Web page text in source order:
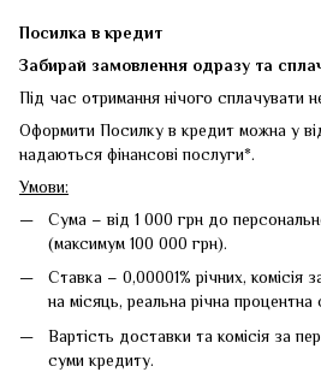
Посилка в кредит
Забирай замовлення одразу та
Під час отримання нічого сплачувати
Оформити Посилку в кредит можна у
надаються фінансові послуги*.
Умови:
Сума – від 1 000 грн до
(максимум 100 000 грн).
Ставка – 0,00001% річних, комісія
на місяць, реальна річна
Вартість доставки та комісія за
суми кредиту.